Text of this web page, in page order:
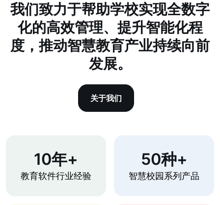
我们致力于帮助学校实现全数字
化的高效管理、提升智能化程
度，推动智慧教育产业持续向前
发展。
关于我们
10年+
教育软件行业经验
50种+
智慧校园系列产品